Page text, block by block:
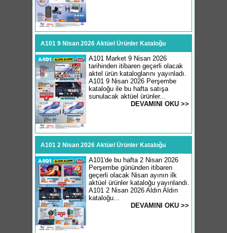
A101 9 Nisan 2026 Aktüel Ürünler Kataloğu
A101 Market 9 Nisan 2026
tarihinden itibaren geçerli olacak
aktel ürün kataloglarını yayınladı.
A101 9 Nisan 2026 Perşembe
kataloğu ile bu hafta satışa
sunulacak aktüel ürünler...
DEVAMINI OKU >>
A101 2 Nisan 2026 Aktüel Ürünler Kataloğu
A101'de bu hafta 2 Nisan 2026
Perşembe gününden itibaren
geçerli olacak Nisan ayının ilk
aktüel ürünler kataloğu yayınlandı.
A101 2 Nisan 2026 Aldın Aldın
kataloğu...
DEVAMINI OKU >>